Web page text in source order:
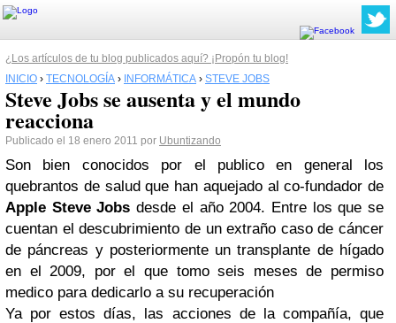
¿Los artículos de tu blog publicados aquí? ¡Propón tu blog!
INICIO › TECNOLOGÍA › INFORMÁTICA › STEVE JOBS
Steve Jobs se ausenta y el mundo
reacciona
Publicado el 18 enero 2011 por Ubuntizando
Son bien conocidos por el publico en general los
quebrantos de salud que han aquejado al co-fundador de
Apple Steve Jobs desde el año 2004. Entre los que se
cuentan el descubrimiento de un extraño caso de cáncer
de páncreas y posteriormente un transplante de hígado
en el 2009, por el que tomo seis meses de permiso
medico para dedicarlo a su recuperación
Ya por estos días, las acciones de la compañía, que